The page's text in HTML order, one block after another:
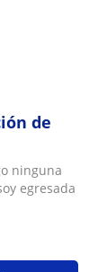
de
ninguna
egresada